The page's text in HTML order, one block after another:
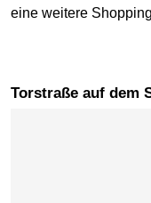
eine weitere
Torstraße auf dem